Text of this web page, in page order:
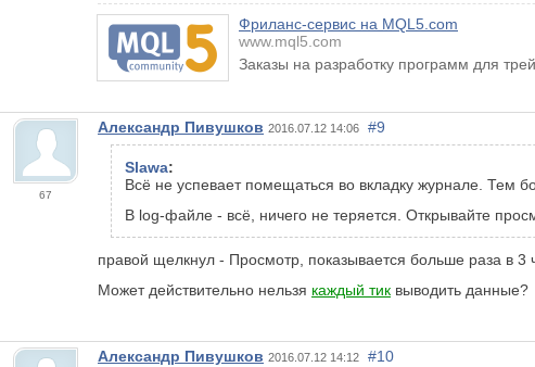
Фриланс-сервис на MQL5.com
www.mql5.com
Заказы на разработку программ для
67
Александр Пивушков 2016.07.12 14:06 #9
Slawa:
Всё не успевает помещаться во вкладку журнале. Тем
В log-файле - всё, ничего не теряется. Открывайте
правой щелкнул - Просмотр, показывается больше раза в 3
Может действительно нельзя каждый тик выводить данные?
Александр Пивушков 2016.07.12 14:12 #10